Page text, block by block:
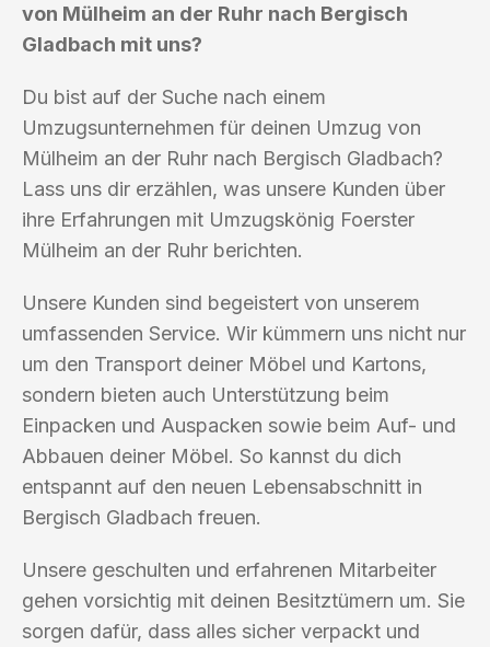
von Mülheim an der Ruhr nach Bergisch
Gladbach mit uns?
Du bist auf der Suche nach einem
Umzugsunternehmen für deinen Umzug von
Mülheim an der Ruhr nach Bergisch Gladbach?
Lass uns dir erzählen, was unsere Kunden über
ihre Erfahrungen mit Umzugskönig Foerster
Mülheim an der Ruhr berichten.
Unsere Kunden sind begeistert von unserem
umfassenden Service. Wir kümmern uns nicht nur
um den Transport deiner Möbel und Kartons,
sondern bieten auch Unterstützung beim
Einpacken und Auspacken sowie beim Auf- und
Abbauen deiner Möbel. So kannst du dich
entspannt auf den neuen Lebensabschnitt in
Bergisch Gladbach freuen.
Unsere geschulten und erfahrenen Mitarbeiter
gehen vorsichtig mit deinen Besitztümern um. Sie
sorgen dafür, dass alles sicher verpackt und